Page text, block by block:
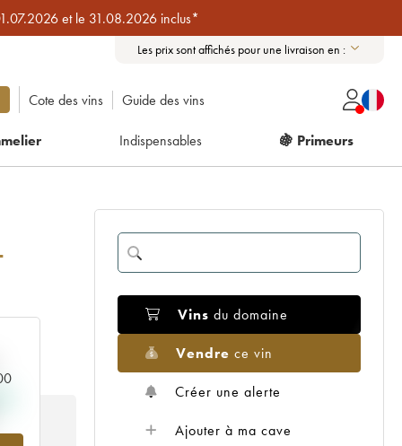
et le 31.08.2026 inclus*
Les prix sont affichés pour une livraison en :
Cote des vins Guide des vins
Indispensables 🍇 Primeurs
Vins du domaine
Vendre ce vin
Créer une alerte
Ajouter à ma cave